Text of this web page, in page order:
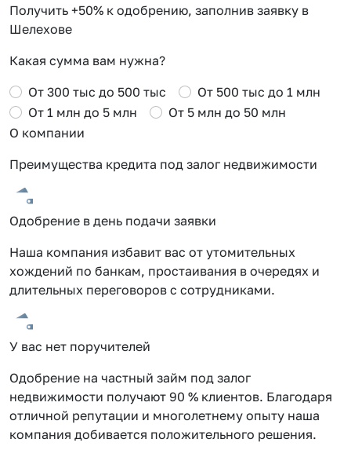
Получить +50% к одобрению, заполнив заявку в
Шелехове
Какая сумма вам нужна?
От 300 тыс до 500 тыс
От 500 тыс до 1 млн
От 1 млн до 5 млн
От 5 млн до 50 млн
О компании
Преимущества кредита под залог недвижимости
Одобрение в день подачи заявки
Наша компания избавит вас от утомительных
хождений по банкам, простаивания в очередях и
длительных переговоров с сотрудниками.
У вас нет поручителей
Одобрение на частный займ под залог
недвижимости получают 90 % клиентов. Благодаря
отличной репутации и многолетнему опыту наша
компания добивается положительного решения.